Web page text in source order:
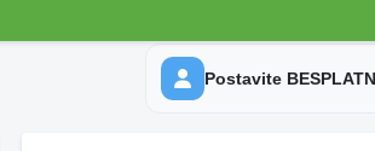
Postavite